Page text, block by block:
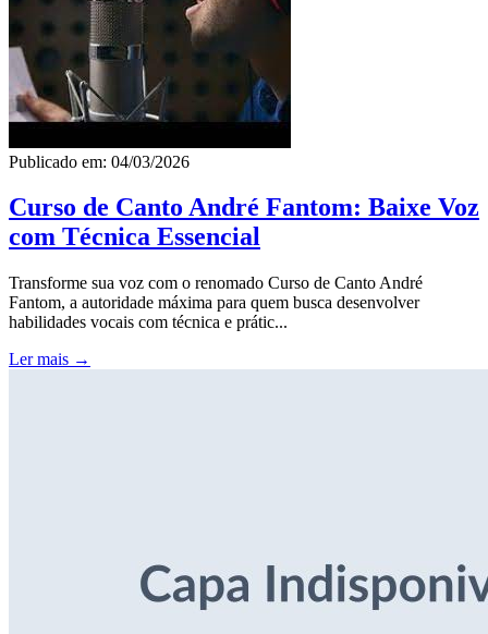
Publicado em: 04/03/2026
Curso de Canto André Fantom: Baixe Voz
com Técnica Essencial
Transforme sua voz com o renomado Curso de Canto André
Fantom, a autoridade máxima para quem busca desenvolver
habilidades vocais com técnica e prátic...
Ler mais →